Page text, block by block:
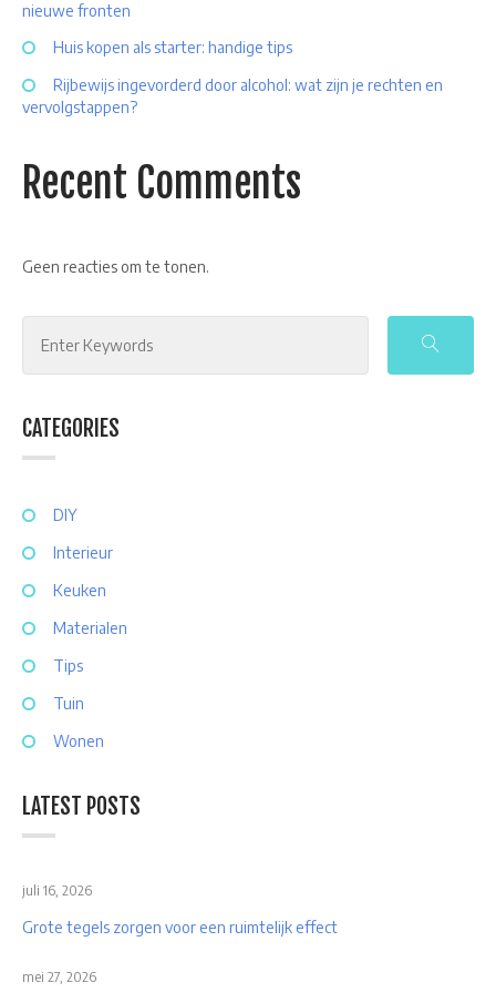
nieuwe fronten
Huis kopen als starter: handige tips
Rijbewijs ingevorderd door alcohol: wat zijn je rechten en
vervolgstappen?
Recent Comments
Geen reacties om te tonen.
CATEGORIES
DIY
Interieur
Keuken
Materialen
Tips
Tuin
Wonen
LATEST POSTS
Grote tegels zorgen voor een ruimtelijk effect
juli 16, 2026
mei 27, 2026